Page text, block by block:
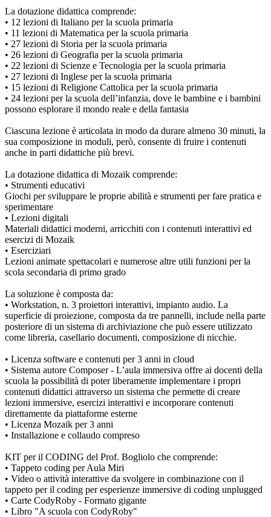
La dotazione didattica comprende:
• 12 lezioni di Italiano per la scuola primaria
• 11 lezioni di Matematica per la scuola primaria
• 27 lezioni di Storia per la scuola primaria
• 26 lezioni di Geografia per la scuola primaria
• 22 lezioni di Scienze e Tecnologia per la scuola primaria
• 27 lezioni di Inglese per la scuola primaria
• 15 lezioni di Religione Cattolica per la scuola primaria
• 24 lezioni per la scuola dell’infanzia, dove le bambine e i bambini
possono esplorare il mondo reale e della fantasia
Ciascuna lezione è articolata in modo da durare almeno 30 minuti, la
sua composizione in moduli, però, consente di fruire i contenuti
anche in parti didattiche più brevi.
La dotazione didattica di Mozaik comprende:
• Strumenti educativi
Giochi per sviluppare le proprie abilità e strumenti per fare pratica e
sperimentare
• Lezioni digitali
Materiali didattici moderni, arricchiti con i contenuti interattivi ed
esercizi di Mozaik
• Eserciziari
Lezioni animate spettacolari e numerose altre utili funzioni per la
scola secondaria di primo grado
La soluzione è composta da:
• Workstation, n. 3 proiettori interattivi, impianto audio. La
superficie di proiezione, composta da tre pannelli, include nella parte
posteriore di un sistema di archiviazione che può essere utilizzato
come libreria, casellario documenti, composizione di nicchie.
• Licenza software e contenuti per 3 anni in cloud
• Sistema autore Composer - L’aula immersiva offre ai docenti della
scuola la possibilità di poter liberamente implementare i propri
contenuti didattici attraverso un sistema che permette di creare
lezioni immersive, esercizi interattivi e incorporare contenuti
direttamente da piattaforme esterne
• Licenza Mozaik per 3 anni
• Installazione e collaudo compreso
KIT per il CODING del Prof. Bogliolo che comprende:
• Tappeto coding per Aula Miri
• Video o attività interattive da svolgere in combinazione con il
tappeto per il coding per esperienze immersive di coding unplugged
• Carte CodyRoby - Formato gigante
• Libro "A scuola con CodyRoby"